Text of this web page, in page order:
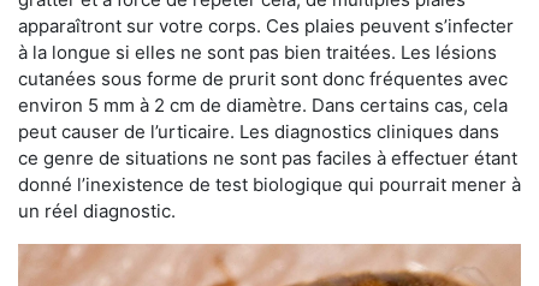
apparaîtront sur votre corps. Ces plaies peuvent s’infecter
à la longue si elles ne sont pas bien traitées. Les lésions
cutanées sous forme de prurit sont donc fréquentes avec
environ 5 mm à 2 cm de diamètre. Dans certains cas, cela
peut causer de l’urticaire. Les diagnostics cliniques dans
ce genre de situations ne sont pas faciles à effectuer étant
donné l’inexistence de test biologique qui pourrait mener à
un réel diagnostic.